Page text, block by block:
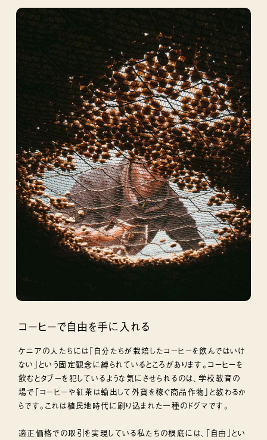
コーヒーで自由を手に入れる
ケニアの人たちには「自分たちが栽培したコーヒーを飲んではいけ
ない」という固定観念に縛られているところがあります。コーヒーを
飲むとタブーを犯しているような気にさせられるのは、学校教育の
場で「コーヒーや紅茶は輸出して外貨を稼ぐ商品作物」と教わるか
らです。これは植民地時代に刷り込まれた一種のドグマです。
適正価格での取引を実現している私たちの根底には、「自由」とい